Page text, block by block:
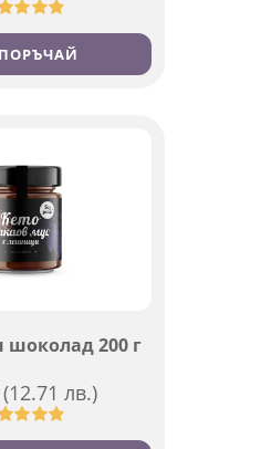
от 5,
ПОРЪЧАЙ
шоколад 200 г
(12.71 лв.)